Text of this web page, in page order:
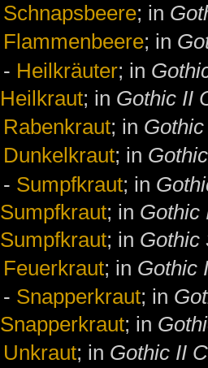
Schnapsbeere; in
Flammenbeere; in
- Heilkräuter; in
Heilkraut; in Gothic II
Rabenkraut; in
Dunkelkraut; in
- Sumpfkraut; in
Sumpfkraut; in Gothic
Sumpfkraut; in Gothic
Feuerkraut; in Gothic
- Snapperkraut; in
Snapperkraut; in
Unkraut; in Gothic II